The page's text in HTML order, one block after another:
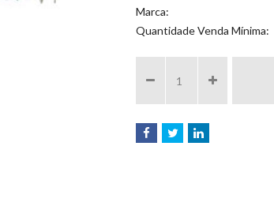
Marca:
Quantidade Venda Mínima: